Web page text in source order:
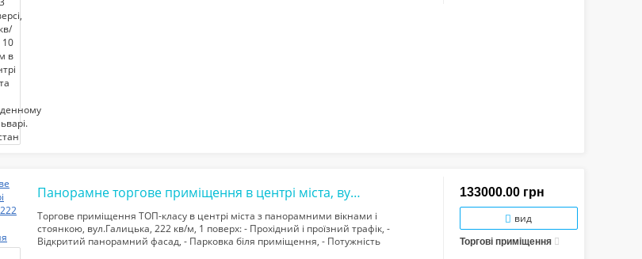
Панорамне торгове приміщення в центрі міста, вул.Галицька, 222 кв/м, парковка, е...
Торгове приміщення ТОП-класу в центрі міста з панорамними вікнами і
стоянкою, вул.Галицька, 222 кв/м, 1 поверх: - Прохідний і проїзний трафік, -
Відкритий панорамний фасад, - Парковка біля приміщення, - Потужність
133000.00 грн
вид
Торгові приміщення